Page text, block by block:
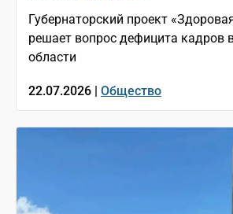
Губернаторский проект
решает вопрос дефицита кадров
области
22.07.2026 | Общество